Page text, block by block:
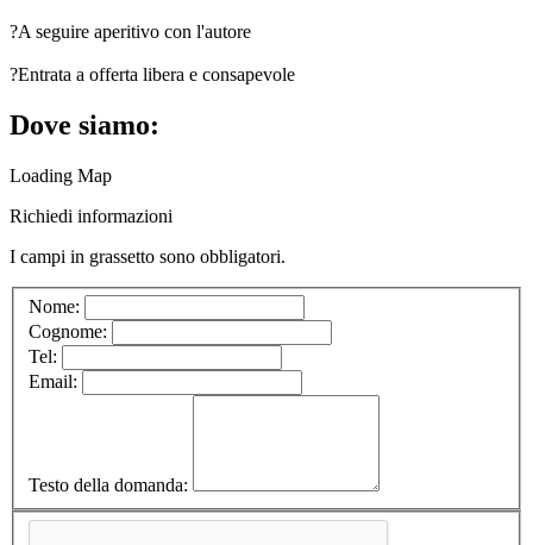
?A seguire aperitivo con l'autore
?Entrata a offerta libera e consapevole
Dove siamo:
Loading Map
Richiedi informazioni
I campi in grassetto sono obbligatori.
Nome:
Cognome:
Tel:
Email:
Testo della domanda: